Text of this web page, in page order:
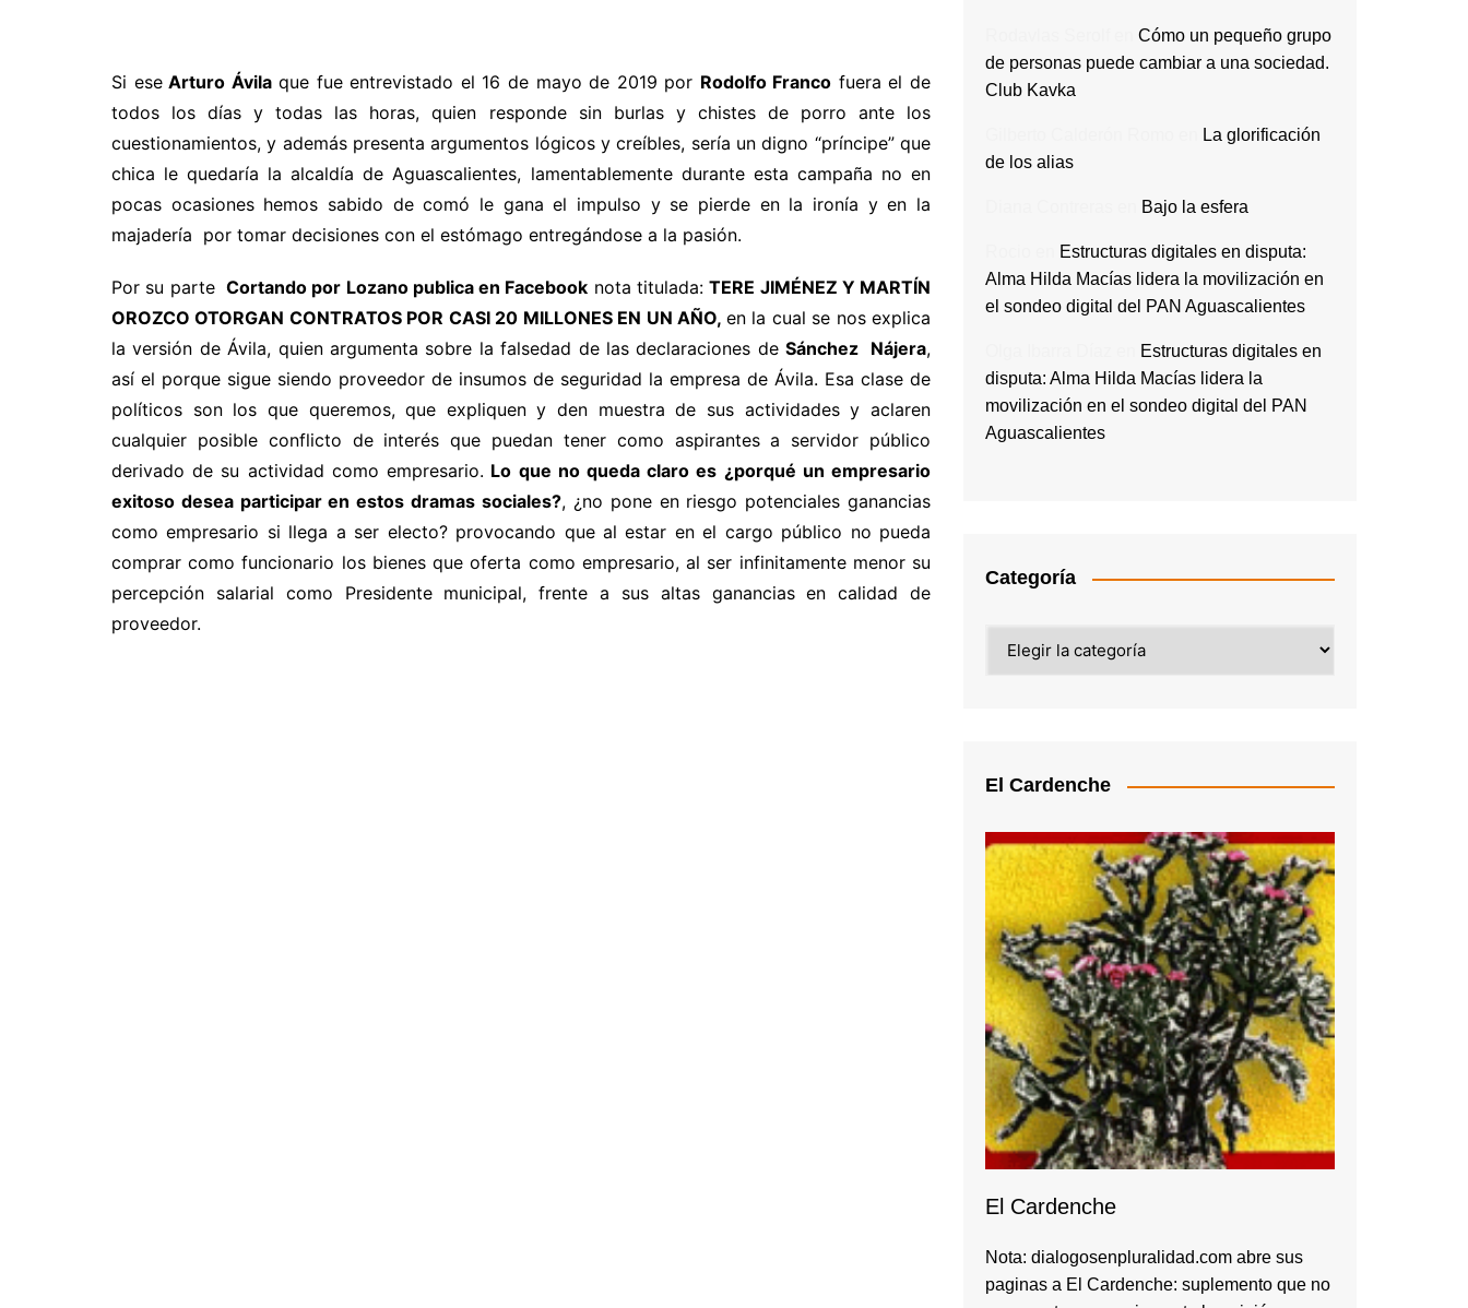
Si eseArturo Ávilaque fue entrevistado el 16 de mayo de 2019 por Rodolfo Franco fuera el de
todos los días y todas las horas, quien responde sin burlas y chistes de porro ante los
cuestionamientos, y además presenta argumentos lógicos y creíbles, sería un digno “príncipe” que
chica le quedaría la alcaldía de Aguascalientes, lamentablemente durante esta campaña no en
pocas ocasiones hemos sabido de comó le gana el impulso y se pierde en la ironía y en la
majadería por tomar decisiones con el estómago entregándose a la pasión.
Por su parteCortando por Lozano publica en Facebook nota titulada:TERE JIMÉNEZ Y MARTÍN
OROZCO OTORGAN CONTRATOS POR CASI 20 MILLONES EN UN AÑO, en la cual se nos explica
la versión de Ávila, quien argumenta sobre la falsedad de las declaraciones deSánchez Nájera,
así el porque sigue siendo proveedor de insumos de seguridad la empresa de Ávila. Esa clase de
políticos son los que queremos, que expliquen y den muestra de sus actividades y aclaren
cualquier posible conflicto de interés que puedan tener como aspirantes a servidor público
derivado de su actividad como empresario. Lo que no queda claro es ¿porqué un empresario
exitoso desea participar en estos dramas sociales?, ¿no pone en riesgo potenciales ganancias
como empresario si llega a ser electo? provocando que al estar en el cargo público no pueda
comprar como funcionario los bienes que oferta como empresario, al ser infinitamente menor su
percepción salarial como Presidente municipal, frente a sus altas ganancias en calidad de
proveedor.
Cómo un pequeño grupo
de personas puede cambiar a una sociedad.
Club Kavka
La glorificación
de los alias
Bajo la esfera
Estructuras digitales en disputa:
Alma Hilda Macías lidera la movilización en
el sondeo digital del PAN Aguascalientes
Estructuras digitales en
disputa: Alma Hilda Macías lidera la
movilización en el sondeo digital del PAN
Aguascalientes
Categoría
El Cardenche
El Cardenche
Nota: dialogosenpluralidad.com abre sus
paginas a El Cardenche: suplemento que no